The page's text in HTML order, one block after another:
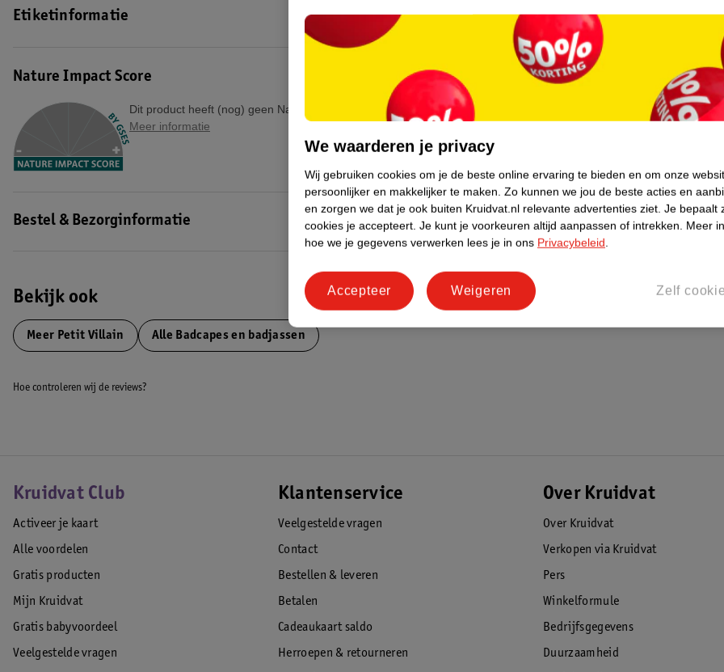
Etiketinformatie
Nature Impact Score
Dit product heeft (nog) geen Nature Impact Score.
Meer informatie
Bestel & Bezorginformatie
Bekijk ook
Meer Petit Villain Alle Badcapes en badjassen
Hoe controleren wij de reviews?
Kruidvat Club
Activeer je kaart
Alle voordelen
Gratis producten
Mijn Kruidvat
Gratis babyvoordeel
Veelgestelde vragen
Klantenservice
Veelgestelde vragen
Contact
Bestellen & leveren
Betalen
Cadeaukaart saldo
Herroepen & retourneren
Over Kruidvat
Over Kruidvat
Verkopen via Kruidvat
Pers
Winkelformule
Bedrijfsgegevens
Duurzaamheid
We waarderen je privacy
Wij gebruiken cookies om je de beste online ervaring te bieden en om onze
persoonlijker en makkelijker te maken. Zo kunnen we jou de beste acties en
en zorgen we dat je ook buiten Kruidvat.nl relevante advertenties ziet. Je bepaalt
cookies je accepteert. Je kunt je voorkeuren altijd aanpassen of intrekken. Meer
hoe we je gegevens verwerken lees je in ons Privacybeleid.
Zelf
Weigeren
Accepteer